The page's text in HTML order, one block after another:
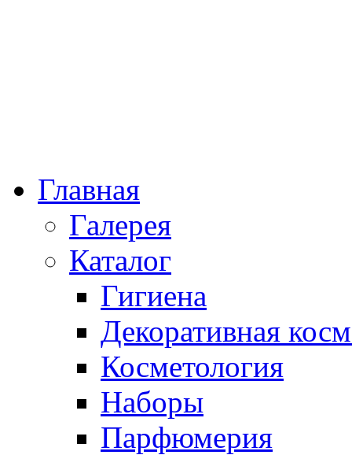
Главная
Галерея
Каталог
Гигиена
Декоративная
Косметология
Наборы
Парфюмерия